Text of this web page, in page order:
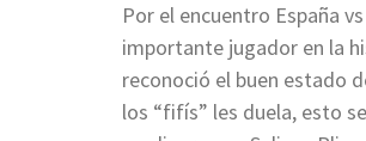
Por el encuentro España
importante jugador en la
reconoció el buen estado
los “fifís” les duela, esto